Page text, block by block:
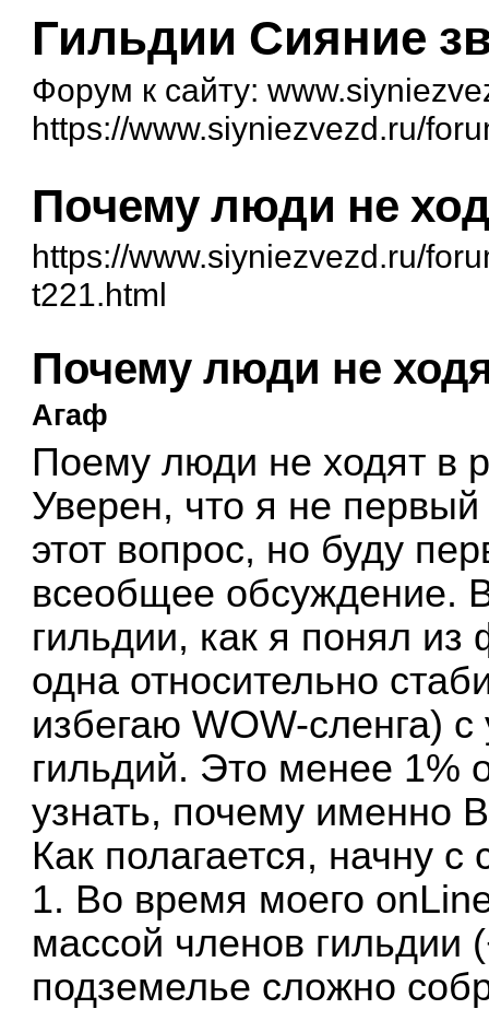
Гильдии Сияние
Форум к сайту:
https://www.siyniezvezd.ru/
Почему люди не
https://www.siyniezvezd.ru/
t221.html
Почему люди не
Агаф
Поему люди не ходят в
Уверен, что я не
этот вопрос, но буду
всеобщее обсуждение.
гильдии, как я понял из
одна относительно
избегаю WOW-сленга)
гильдий. Это менее 1%
узнать, почему именно
Как полагается, начну с
1. Во время моего
массой членов
подземелье сложно